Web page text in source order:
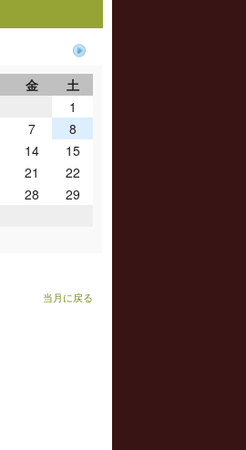
金
土
1
7
8
14
15
21
22
28
29
当月に戻る